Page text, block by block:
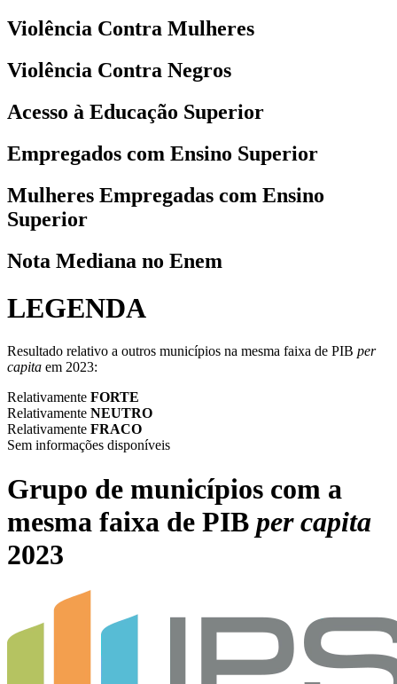
Violência Contra Mulheres
Violência Contra Negros
Acesso à Educação Superior
Empregados com Ensino Superior
Mulheres Empregadas com Ensino
Superior
Nota Mediana no Enem
LEGENDA
Resultado relativo a outros municípios na mesma faixa de PIB per
capita em 2023:
Relativamente FORTE
Relativamente NEUTRO
Relativamente FRACO
Sem informações disponíveis
Grupo de municípios com a
mesma faixa de PIB per capita
2023